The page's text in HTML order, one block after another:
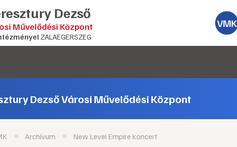
Dezső
Művelődési Központ
ZALAEGERSZEG
VMK
Dezső Városi Művelődési Központ
Archívum New Level Empire koncert